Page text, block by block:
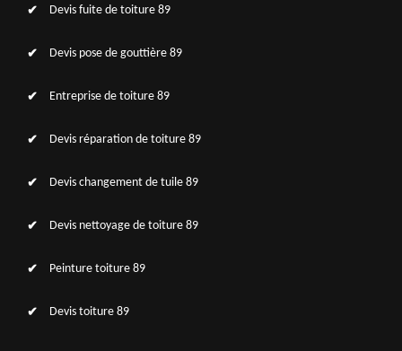
Devis fuite de toiture 89
Devis pose de gouttière 89
Entreprise de toiture 89
Devis réparation de toiture 89
Devis changement de tuile 89
Devis nettoyage de toiture 89
Peinture toiture 89
Devis toiture 89